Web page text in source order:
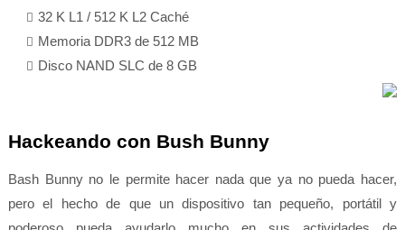
32 K L1 / 512 K L2 Caché
Memoria DDR3 de 512 MB
Disco NAND SLC de 8 GB
Hackeando con Bush Bunny
Bash Bunny no le permite hacer nada que ya no pueda hacer,
pero el hecho de que un dispositivo tan pequeño, portátil y